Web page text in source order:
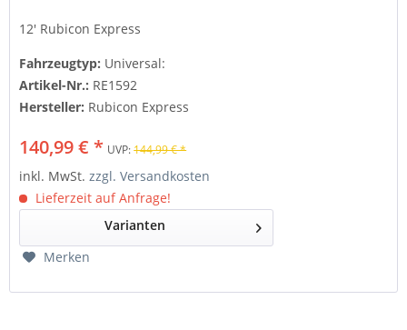
12' Rubicon Express
Fahrzeugtyp: Universal:
Artikel-Nr.: RE1592
Hersteller: Rubicon Express
140,99 € * UVP:144,99 € *
inkl. MwSt.zzgl. Versandkosten
Lieferzeit auf Anfrage!
Varianten
Merken